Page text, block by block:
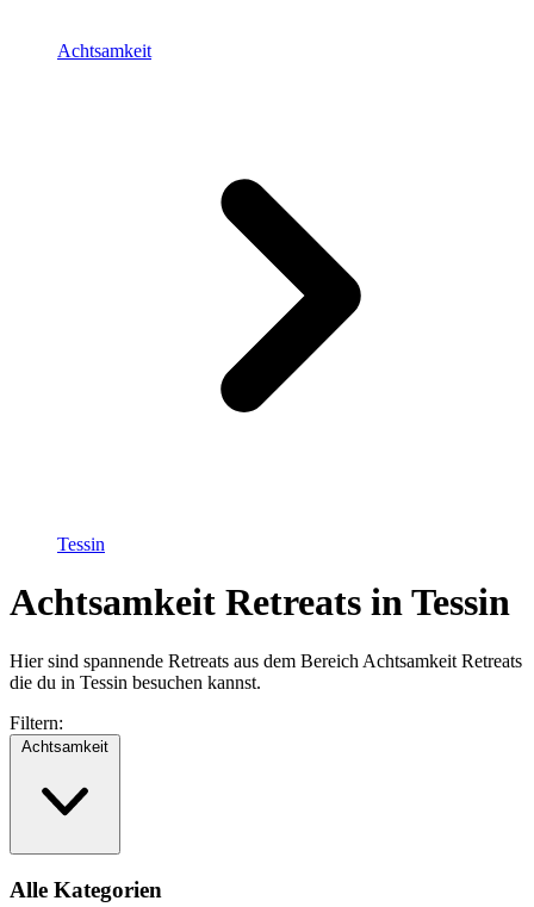
Achtsamkeit
Tessin
Achtsamkeit Retreats in Tessin
Hier sind spannende Retreats aus dem Bereich Achtsamkeit Retreats
die du in Tessin besuchen kannst.
Filtern:
Achtsamkeit
Alle Kategorien